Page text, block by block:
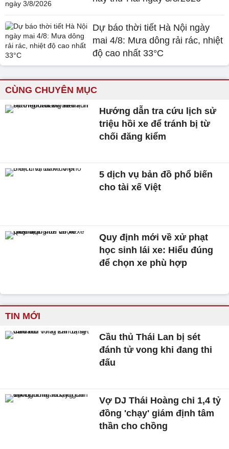
Dự báo thời tiết Hà Nội ngày
mai 4/8: Mưa dông rải rác, nhiệt
độ cao nhất 33°C
CÙNG CHUYÊN MỤC
Hướng dẫn tra cứu lịch sử
triệu hồi xe để tránh bị từ
chối đăng kiểm
5 dịch vụ bản đồ phổ biến
cho tài xế Việt
Quy định mới về xử phạt
học sinh lái xe: Hiểu đúng
để chọn xe phù hợp
TIN MỚI
Cầu thủ Thái Lan bị sét
đánh tử vong khi đang thi
đấu
Vợ DJ Thái Hoàng chi 1,4 tỷ
đồng 'chạy' giám định tâm
thần cho chồng